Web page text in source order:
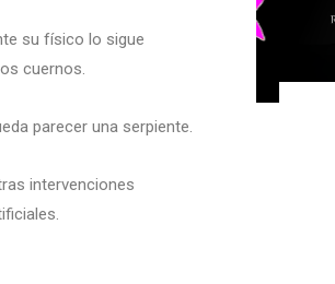
su físico lo sigue
cuernos.
parecer una serpiente.
intervenciones